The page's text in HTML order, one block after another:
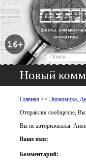
Новый
Главная >> Экономика,
Отправляя сообщение, Вы
Вы не авторизованы.
Ваше имя:
Комментарий: